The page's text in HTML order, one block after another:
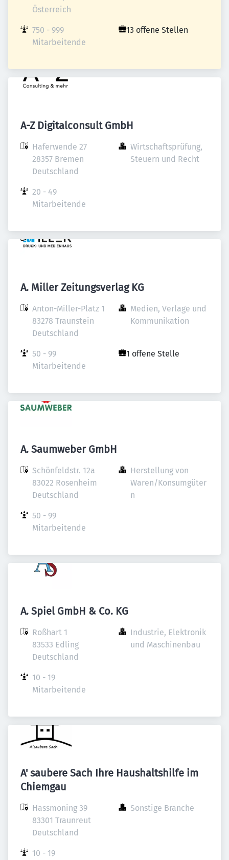
Österreich
750 - 999
Mitarbeitende
13 offene Stellen
A-Z Digitalconsult GmbH
Haferwende 27
28357 Bremen
Deutschland
Wirtschaftsprüfung,
Steuern und Recht
20 - 49
Mitarbeitende
A. Miller Zeitungsverlag KG
Anton-Miller-Platz 1
83278 Traunstein
Deutschland
Medien, Verlage und
Kommunikation
50 - 99
Mitarbeitende
1 offene Stelle
A. Saumweber GmbH
Schönfeldstr. 12a
83022 Rosenheim
Deutschland
Herstellung von
Waren/Konsumgüter
n
50 - 99
Mitarbeitende
A. Spiel GmbH & Co. KG
Roßhart 1
83533 Edling
Deutschland
Industrie, Elektronik
und Maschinenbau
10 - 19
Mitarbeitende
A' saubere Sach Ihre Haushaltshilfe im
Chiemgau
Hassmoning 39
83301 Traunreut
Deutschland
Sonstige Branche
10 - 19